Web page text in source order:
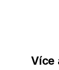
Více